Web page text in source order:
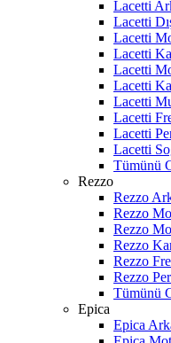
Lacetti
Lacetti
Lacetti
Lacetti
Lacetti
Lacetti
Lacetti
Lacetti
Lacetti
Lacetti
Tümünü
Rezzo
Rezzo
Rezzo
Rezzo
Rezzo
Rezzo
Rezzo
Tümünü
Epica
Epica